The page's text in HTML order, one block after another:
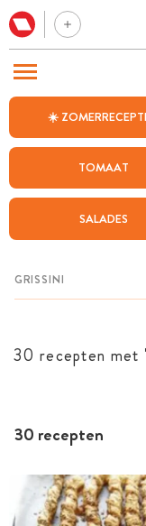
☀️
TOMAAT
SALADES
30 recepten met '
30 recepten
BEZOEK ONZE ANDERE
WEEKMENU
CHAT MET MAIA
MIJN BEWAARDE